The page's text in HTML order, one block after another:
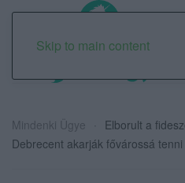
Skip to main content
Mindenki Ügye
Elborult a
Debrecent akarják fővárossá